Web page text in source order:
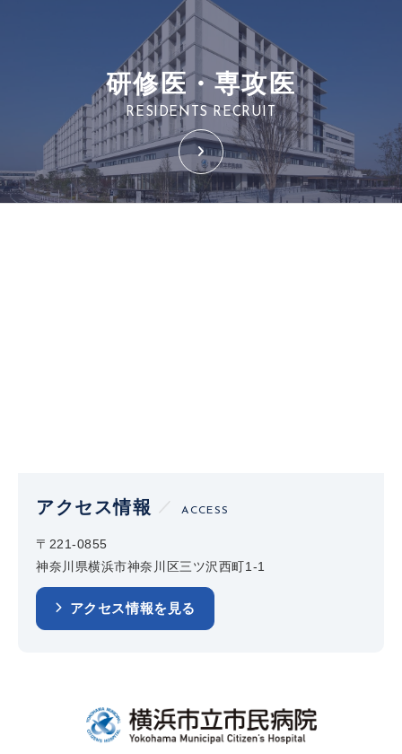
研修医・専攻医
RESIDENTS RECRUIT
アクセス情報 ACCESS
〒221-0855
神奈川県横浜市神奈川区三ツ沢西町1-1
アクセス情報を見る